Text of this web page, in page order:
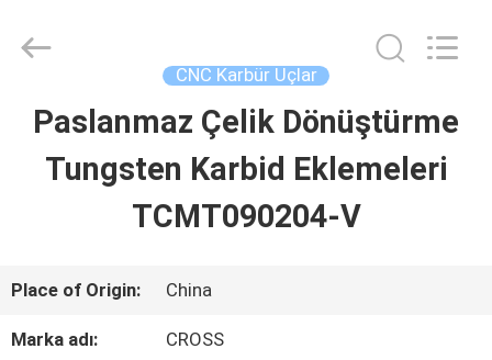
ANA
SAYFA
HAKKIMIZDA
Trading
CNC Karbür Uçlar
Paslanmaz Çelik Dönüştürme
Tungsten Karbid Eklemeleri
TCMT090204-V
Place of Origin: China
Marka adı: CROSS